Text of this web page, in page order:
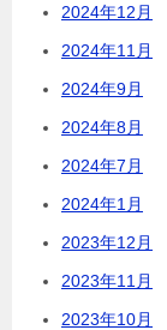
2024年12月
2024年11月
2024年9月
2024年8月
2024年7月
2024年1月
2023年12月
2023年11月
2023年10月